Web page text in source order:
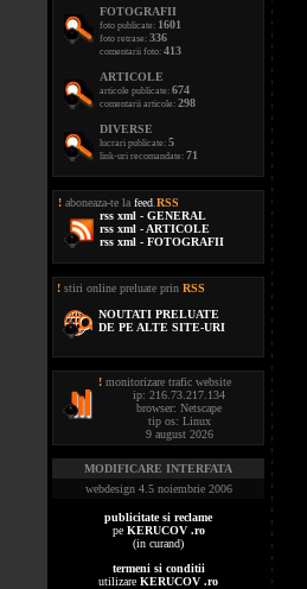
FOTOGRAFII
foto publicate: 1601
foto retrase: 336
comentarii foto: 413
ARTICOLE
articole publicate: 674
comentarii articole: 298
DIVERSE
lucrari publicate: 5
link-uri recomandate: 71
! aboneaza-te la feed RSS
rss xml - GENERAL
rss xml - ARTICOLE
rss xml - FOTOGRAFII
! stiri online preluate prin RSS
NOUTATI PRELUATE
DE PE ALTE SITE-URI
! monitorizare trafic website
ip: 216.73.217.134
browser: Netscape
tip os: Linux
9 august 2026
MODIFICARE INTERFATA
webdesign 4.5 noiembrie 2006
publicitate si reclame
pe KERUCOV .ro
(in curand)
termeni si conditii
utilizare KERUCOV .ro